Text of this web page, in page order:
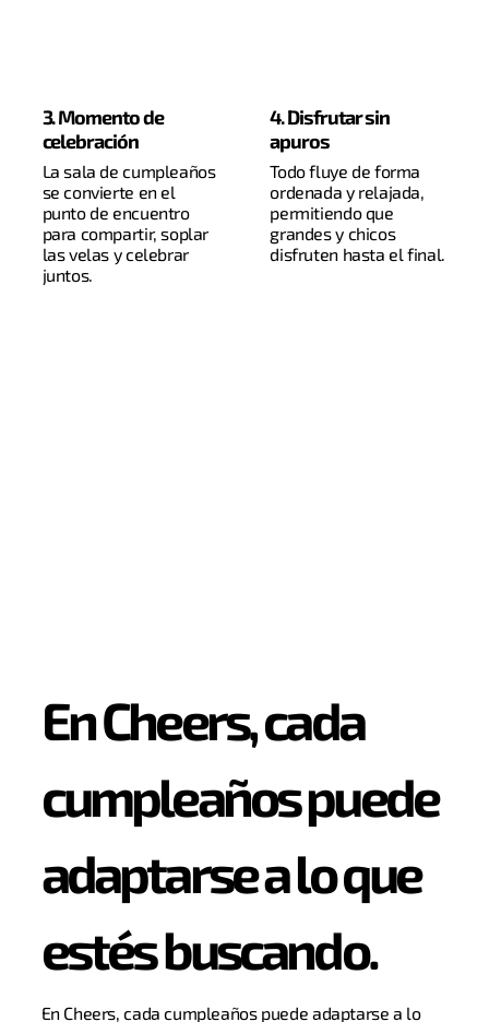
3. Momento de
celebración
La sala de cumpleaños
se convierte en el
punto de encuentro
para compartir, soplar
las velas y celebrar
juntos.
4. Disfrutar sin
apuros
Todo fluye de forma
ordenada y relajada,
permitiendo que
grandes y chicos
disfruten hasta el final.
En Cheers, cada
cumpleaños puede
adaptarse a lo que
estés buscando.
En Cheers, cada cumpleaños puede adaptarse a lo